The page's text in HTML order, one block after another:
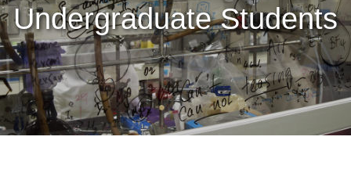
Undergraduate Students